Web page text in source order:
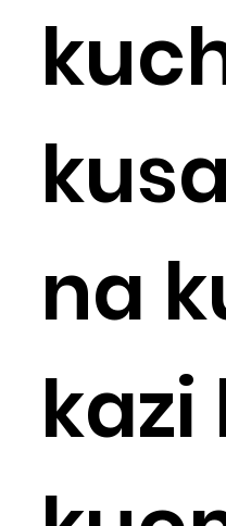
na
kazi